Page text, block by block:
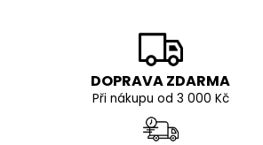
DOPRAVA ZDARMA
Při nákupu od 3 000 Kč